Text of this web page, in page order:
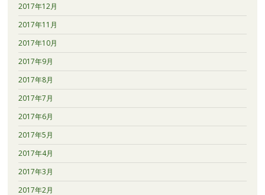
2017年12月
2017年11月
2017年10月
2017年9月
2017年8月
2017年7月
2017年6月
2017年5月
2017年4月
2017年3月
2017年2月